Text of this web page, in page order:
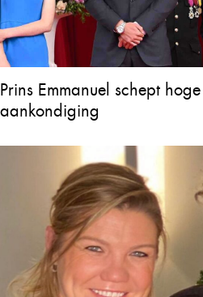
Prins Emmanuel schept
aankondiging